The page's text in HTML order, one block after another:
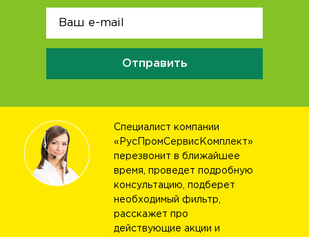
Отправить
Специалист компании
«РусПромСервисКомплект»
перезвонит в ближайшее
время, проведет подробную
консультацию, подберет
необходимый фильтр,
расскажет про
действующие акции и